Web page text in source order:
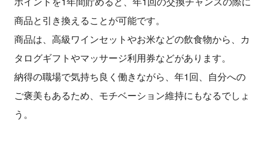
商品と引き換えることが可能です。
商品は、高級ワインセットやお米などの飲食物から、カ
タログギフトやマッサージ利用券などがあります。
納得の職場で気持ち良く働きながら、年1回、自分への
ご褒美もあるため、モチベーション維持にもなるでしょ
う。